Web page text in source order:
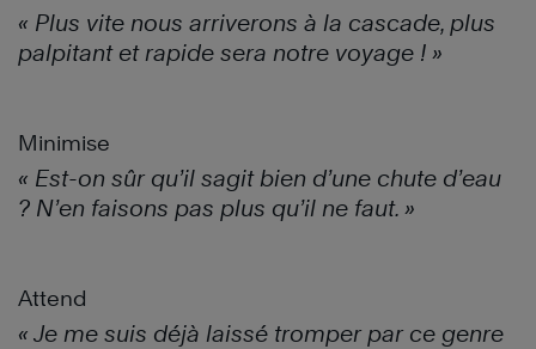
« Plus vite nous arriverons à la cascade, plus
palpitant et rapide sera notre voyage ! »
Minimise
« Est-on sûr qu’il sagitbien d’une chute d’eau
? N’en faisons pas plus qu’il ne faut. »
Attend
« Je me suis déjà laissé tromper par ce genre